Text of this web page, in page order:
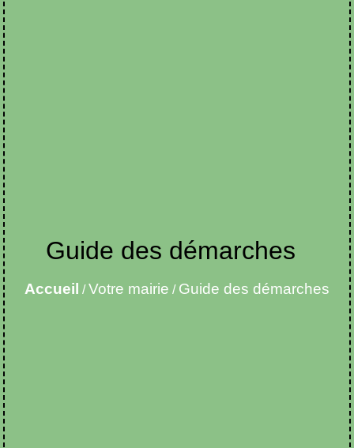
Guide des démarches
Accueil /Votre mairie / Guide des démarches